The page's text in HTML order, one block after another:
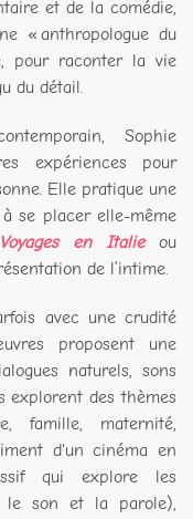
et de la comédie,
« anthropologue du
pour raconter la vie
du détail.
Sophie
expériences pour
Elle pratique une
se placer elle-même
Voyages en Italieou
de l’intime.
avec une crudité
proposent une
naturels, sons
explorent des thèmes
famille, maternité,
d'un cinéma en
qui explore les
le son et la parole),